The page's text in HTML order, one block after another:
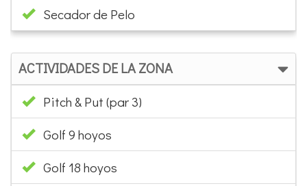
Secador de Pelo
ACTIVIDADES DE LA ZONA
Pitch & Put (par 3)
Golf 9 hoyos
Golf 18 hoyos